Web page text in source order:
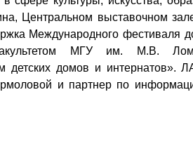
Центральном выставочном
Международного фестиваля
МГУ им. М.В.
детских домов и интернатов».
и партнер по